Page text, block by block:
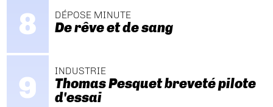
DÉPOSE MINUTE
De rêve et de sang
INDUSTRIE
Thomas Pesquet breveté pilote
d'essai